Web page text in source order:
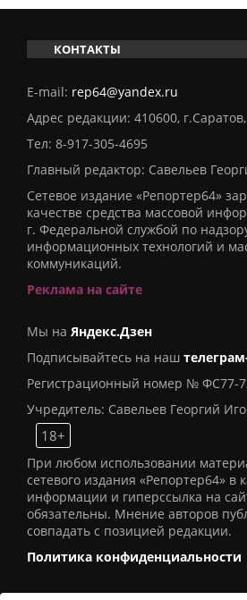
КОНТАКТЫ
E-mail: rep64@yandex.ru
Адрес редакции: 410600,
Тел: 8-917-305-4695
Главный редактор: Савельев
Сетевое издание «Репортер64»
качестве средства массовой
г. Федеральной службой по
информационных технологий и
коммуникаций.
Реклама на сайте
Мы на Яндекс.Дзен
Подписывайтесь на наш
Регистрационный номер № ФС77-
Учредитель: Савельев Георгий
18+
При любом использовании
сетевого издания «Репортер64» в
информации и гиперссылка на
обязательны. Мнение авторов
совпадать с позицией редакции.
Политика конфиденциальности